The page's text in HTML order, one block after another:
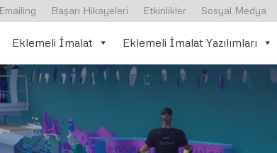
Emailing Başarı Hikayeleri Etkinlikler Sosyal Medya
Eklemeli İmalat Eklemeli İmalat Yazılımları